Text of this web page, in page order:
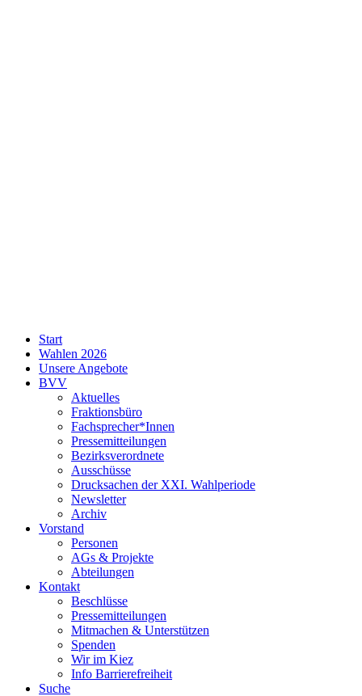
Neukölln
Start
Wahlen 2026
Unsere Angebote
BVV
Aktuelles
Fraktionsbüro
Fachsprecher*Innen
Pressemitteilungen
Bezirksverordnete
Ausschüsse
Drucksachen der XXI. Wahlperiode
Newsletter
Archiv
Vorstand
Personen
AGs & Projekte
Abteilungen
Kontakt
Beschlüsse
Pressemitteilungen
Mitmachen & Unterstützen
Spenden
Wir im Kiez
Info Barrierefreiheit
Suche